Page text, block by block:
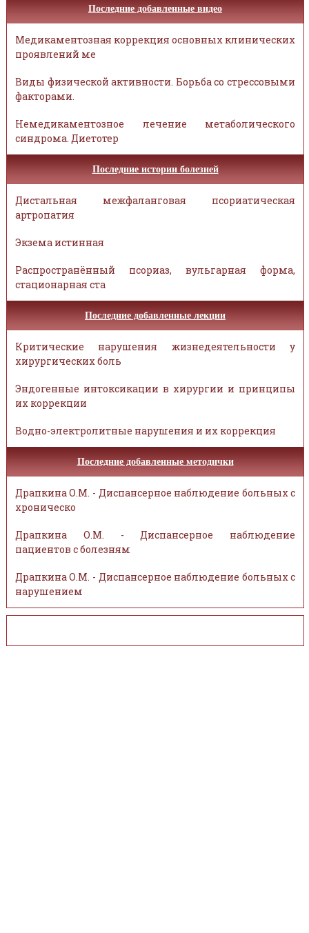
Последние добавленные видео
Медикаментозная коррекция основных клинических
проявлений ме
Виды физической активности. Борьба со стрессовыми
факторами.
Немедикаментозное лечение метаболического
синдрома. Диетотер
Последние истории болезней
Дистальная межфаланговая псориатическая
артропатия
Экзема истинная
Распространённый псориаз, вульгарная форма,
стационарная ста
Последние добавленные лекции
Критические нарушения жизнедеятельности у
хирургических боль
Эндогенные интоксикации в хирургии и принципы
их коррекции
Водно-электролитные нарушения и их коррекция
Последние добавленные методички
Драпкина О.М. - Диспансерное наблюдение больных с
хроническо
Драпкина О.М. - Диспансерное наблюдение
пациентов с болезням
Драпкина О.М. - Диспансерное наблюдение больных с
нарушением